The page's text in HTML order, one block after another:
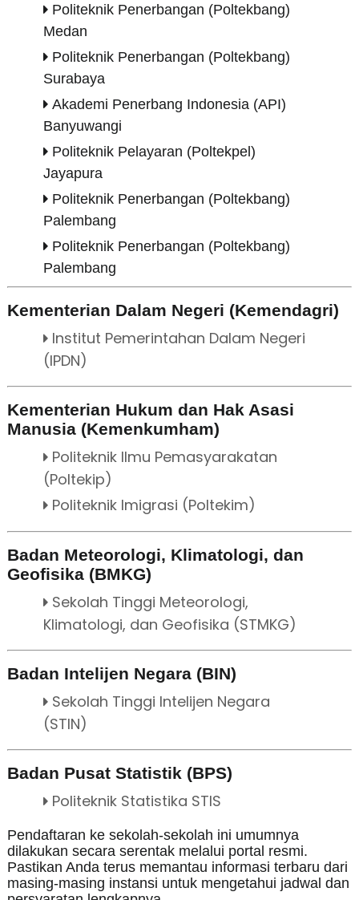
Politeknik Penerbangan (Poltekbang)
Medan
Politeknik Penerbangan (Poltekbang)
Surabaya
Akademi Penerbang Indonesia (API)
Banyuwangi
Politeknik Pelayaran (Poltekpel)
Jayapura
Politeknik Penerbangan (Poltekbang)
Palembang
Politeknik Penerbangan (Poltekbang)
Palembang
Kementerian Dalam Negeri (Kemendagri)
Institut Pemerintahan Dalam Negeri
(IPDN)
Kementerian Hukum dan Hak Asasi
Manusia (Kemenkumham)
Politeknik Ilmu Pemasyarakatan
(Poltekip)
Politeknik Imigrasi (Poltekim)
Badan Meteorologi, Klimatologi, dan
Geofisika (BMKG)
Sekolah Tinggi Meteorologi,
Klimatologi, dan Geofisika (STMKG)
Badan Intelijen Negara (BIN)
Sekolah Tinggi Intelijen Negara
(STIN)
Badan Pusat Statistik (BPS)
Politeknik Statistika STIS
Pendaftaran ke sekolah-sekolah ini umumnya
dilakukan secara serentak melalui portal resmi.
Pastikan Anda terus memantau informasi terbaru dari
masing-masing instansi untuk mengetahui jadwal dan